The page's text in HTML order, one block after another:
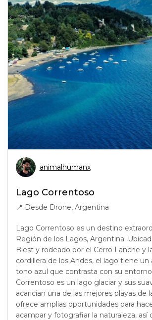
animalhumanx
Lago Correntoso
📍 Desde Drone, Argentina
Lago Correntoso es un destino
Región de los Lagos, Argentina.
Blest y rodeado por el Cerro Lanche y
cordillera de los Andes, el lago tiene un
tono azul que contrasta con su
Correntoso es un lago glaciar y sus
acarician una de las mejores playas de
ofrece amplias oportunidades para
acampar y fotografiar la naturaleza, así